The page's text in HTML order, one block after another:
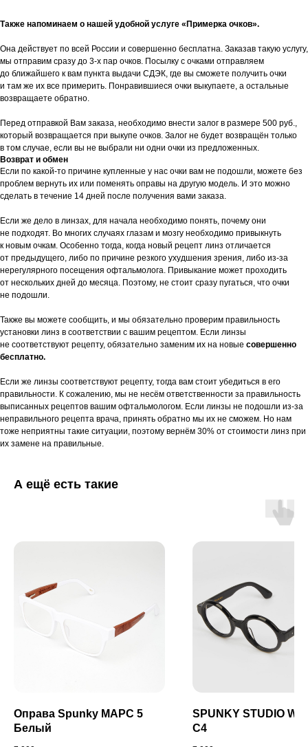
Также напоминаем о нашей удобной услуге «Примерка очков».
Она действует по всей России и совершенно бесплатна. Заказав такую услугу,
мы отправим сразу до 3-х пар очков. Посылку с очками отправляем
до ближайшего к вам пункта выдачи СДЭК, где вы сможете получить очки
и там же их все примерить. Понравившиеся очки выкупаете, а остальные
возвращаете обратно.
Перед отправкой Вам заказа, необходимо внести залог в размере 500 руб.,
который возвращается при выкупе очков. Залог не будет возвращён только
в том случае, если вы не выбрали ни одни очки из предложенных.
Возврат и обмен
Если по какой-то причине купленные у нас очки вам не подошли, можете без
проблем вернуть их или поменять оправы на другую модель. И это можно
сделать в течение 14 дней после получения вами заказа.
Если же дело в линзах, для начала необходимо понять, почему они
не подходят. Во многих случаях глазам и мозгу необходимо привыкнуть
к новым очкам. Особенно тогда, когда новый рецепт линз отличается
от предыдущего, либо по причине резкого ухудшения зрения, либо из-за
нерегулярного посещения офтальмолога. Привыкание может проходить
от нескольких дней до месяца. Поэтому, не стоит сразу пугаться, что очки
не подошли.
Также вы можете сообщить, и мы обязательно проверим правильность
установки линз в соответствии с вашим рецептом. Если линзы
не соответствуют рецепту, обязательно заменим их на новые совершенно
бесплатно.
Если же линзы соответствуют рецепту, тогда вам стоит убедиться в его
правильности. К сожалению, мы не несём ответственности за правильность
выписанных рецептов вашим офтальмологом. Если линзы не подошли из-за
неправильного рецепта врача, принять обратно мы их не сможем. Но нам
тоже неприятны такие ситуации, поэтому вернём 30% от стоимости линз при
их замене на правильные.
А ещё есть такие
Оправа Spunky МАРС 5
Белый
SPUNKY STUDIO
C4